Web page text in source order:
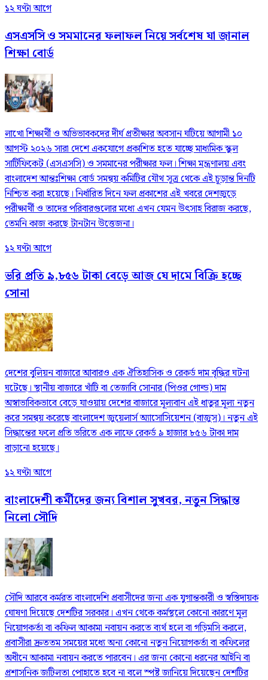
১২ ঘণ্টা আগে
এসএসসি ও সমমানের ফলাফল নিয়ে সর্বশেষ যা জানাল
শিক্ষা বোর্ড
লাখো শিক্ষার্থী ও অভিভাবকদের দীর্ঘ প্রতীক্ষার অবসান ঘটিয়ে আগামী ১০
আগস্ট ২০২৬ সারা দেশে একযোগে প্রকাশিত হতে যাচ্ছে মাধ্যমিক স্কুল
সার্টিফিকেট (এসএসসি) ও সমমানের পরীক্ষার ফল। শিক্ষা মন্ত্রণালয় এবং
বাংলাদেশ আন্তঃশিক্ষা বোর্ড সমন্বয় কমিটির যৌথ সূত্র থেকে এই চূড়ান্ত দিনটি
নিশ্চিত করা হয়েছে। নির্ধারিত দিনে ফল প্রকাশের এই খবরে দেশজুড়ে
পরীক্ষার্থী ও তাদের পরিবারগুলোর মধ্যে এখন যেমন উৎসাহ বিরাজ করছে,
তেমনি কাজ করছে টানটান উত্তেজনা।
১২ ঘণ্টা আগে
ভরি প্রতি ৯,৮৫৬ টাকা বেড়ে আজ যে দামে বিক্রি হচ্ছে
সোনা
দেশের বুলিয়ন বাজারে আবারও এক ঐতিহাসিক ও রেকর্ড দাম বৃদ্ধির ঘটনা
ঘটেছে। স্থানীয় বাজারে খাঁটি বা তেজাবি সোনার (পিওর গোল্ড) দাম
অস্বাভাবিকভাবে বেড়ে যাওয়ায় দেশের বাজারে মূল্যবান এই ধাতুর মূল্য নতুন
করে সমন্বয় করেছে বাংলাদেশ জুয়েলার্স অ্যাসোসিয়েশন (বাজুস)। নতুন এই
সিদ্ধান্তের ফলে প্রতি ভরিতে এক লাফে রেকর্ড ৯ হাজার ৮৫৬ টাকা দাম
বাড়ানো হয়েছে।
১২ ঘণ্টা আগে
বাংলাদেশী কর্মীদের জন্য বিশাল সুখবর, নতুন সিদ্ধান্ত
নিলো সৌদি
সৌদি আরবে কর্মরত বাংলাদেশি প্রবাসীদের জন্য এক যুগান্তকারী ও স্বস্তিদায়ক
ঘোষণা দিয়েছে দেশটির সরকার। এখন থেকে কর্মস্থলে কোনো কারণে মূল
নিয়োগকর্তা বা কফিল আকামা নবায়ন করতে ব্যর্থ হলে বা গড়িমসি করলে,
প্রবাসীরা দ্রুততম সময়ের মধ্যে অন্য কোনো নতুন নিয়োগকর্তা বা কফিলের
অধীনে আকামা নবায়ন করতে পারবেন। এর জন্য কোনো ধরনের আইনি বা
প্রশাসনিক জটিলতা পোহাতে হবে না বলে স্পষ্ট জানিয়ে দিয়েছেন দেশটির